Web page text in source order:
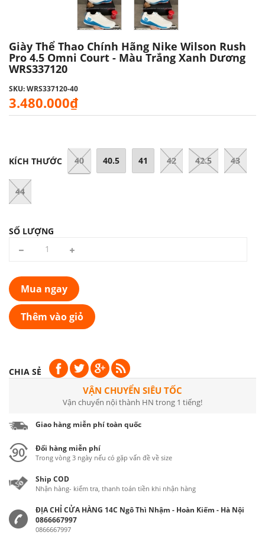
Giày Thể Thao Chính Hãng Nike Wilson Rush
Pro 4.5 Omni Court - Màu Trắng Xanh Dương
WRS337120
SKU: WRS337120-40
3.480.000₫
KÍCH THƯỚC 40 40.5 41 42 42.5 43
44
SỐ LƯỢNG
Mua ngay
Thêm vào giỏ
CHIA SẺ
VẬN CHUYỂN SIÊU TỐC
Vận chuyển nội thành HN trong 1 tiếng!
Giao hàng miễn phí toàn quốc
Đổi hàng miễn phí
Trong vòng 3 ngày nếu có gặp vấn đề về size
Ship COD
Nhận hàng- kiểm tra, thanh toán tiền khi nhận hàng
ĐỊA CHỈ CỬA HÀNG 14C Ngô Thì Nhậm - Hoàn Kiếm - Hà Nội
0866667997
0866667997